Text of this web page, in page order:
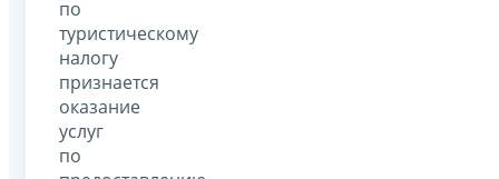
по
туристическому
налогу
признается
оказание
услуг
по